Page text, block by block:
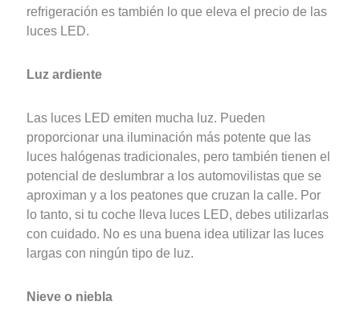
refrigeración es también lo que eleva el precio de las
luces LED.
Luz ardiente
Las luces LED emiten mucha luz. Pueden
proporcionar una iluminación más potente que las
luces halógenas tradicionales, pero también tienen el
potencial de deslumbrar a los automovilistas que se
aproximan y a los peatones que cruzan la calle. Por
lo tanto, si tu coche lleva luces LED, debes utilizarlas
con cuidado. No es una buena idea utilizar las luces
largas con ningún tipo de luz.
Nieve o niebla